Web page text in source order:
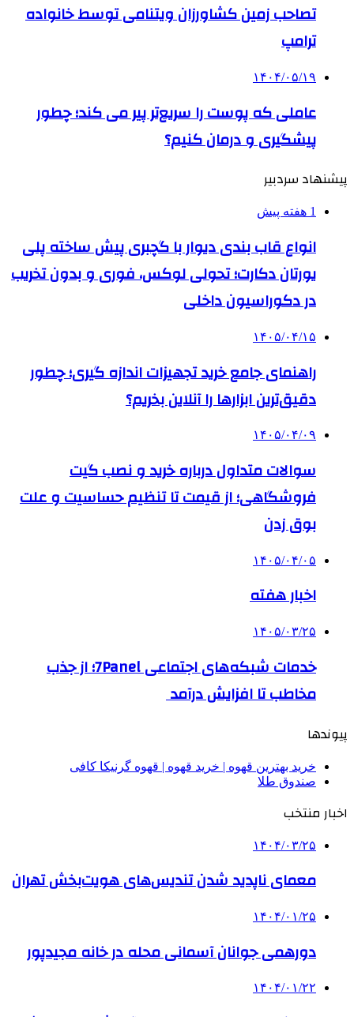
تصاحب زمین کشاورزان ویتنامی توسط خانواده
ترامپ
۱۴۰۴/۰۵/۱۹
عاملی که پوست را سریع‌تر پیر می کند؛ چطور
پیشگیری و درمان کنیم؟
پیشنهاد سردبیر
1 هفته پیش
انواع قاب بندی دیوار با گچبری پیش ساخته پلی
یورتان دکارت؛ تحولی لوکس، فوری و بدون تخریب
در دکوراسیون داخلی
۱۴۰۵/۰۴/۱۵
راهنمای جامع خرید تجهیزات اندازه گیری؛ چطور
دقیق‌ترین ابزارها را آنلاین بخریم؟
۱۴۰۵/۰۴/۰۹
سوالات متداول درباره خرید و نصب گیت
فروشگاهی؛ از قیمت تا تنظیم حساسیت و علت
بوق زدن
۱۴۰۵/۰۴/۰۵
اخبار هفته
۱۴۰۵/۰۳/۲۵
خدمات شبکه‌های اجتماعی 7Panel؛ از جذب
مخاطب تا افزایش درآمد
پیوندها
خرید بهترین قهوه | خرید قهوه | قهوه گرنیکا کافی
صندوق طلا
اخبار منتخب
۱۴۰۴/۰۳/۲۵
معمای ناپدید شدن تندیس‌های هویت‌بخش تهران
۱۴۰۴/۰۱/۲۵
دورهمی جوانان آسمانی محله در خانه مجیدپور
۱۴۰۴/۰۱/۲۲